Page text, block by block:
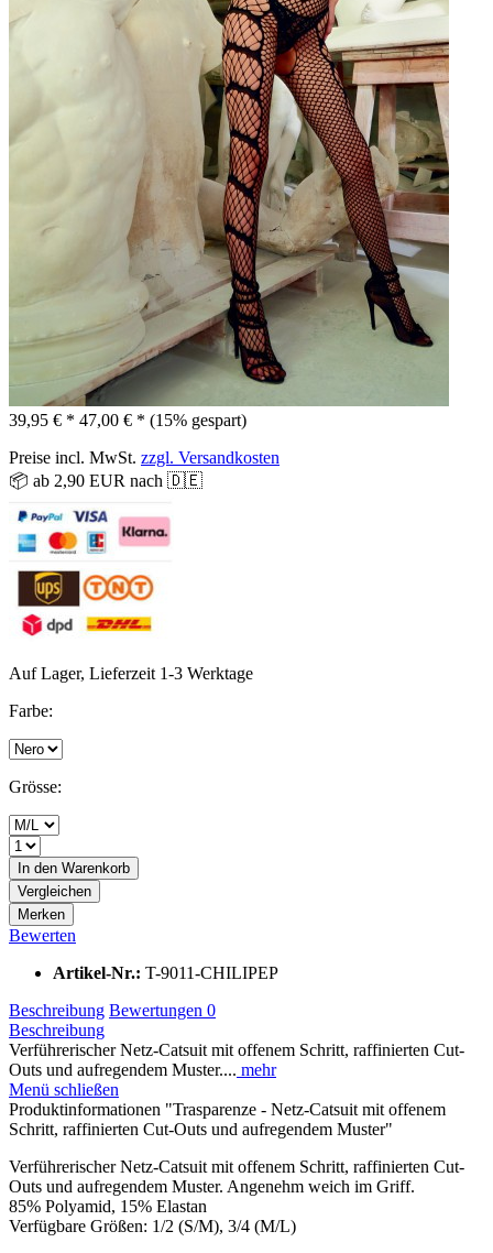
39,95 € * 47,00 € * (15% gespart)
Preise incl. MwSt. zzgl. Versandkosten
📦 ab 2,90 EUR nach 🇩🇪
Auf Lager, Lieferzeit 1-3 Werktage
Farbe:
Grösse:
In den Warenkorb
Vergleichen
Merken
Bewerten
Artikel-Nr.: T-9011-CHILIPEP
Beschreibung Bewertungen 0
Beschreibung
Verführerischer Netz-Catsuit mit offenem Schritt, raffinierten Cut-
Outs und aufregendem Muster.... mehr
Menü schließen
Produktinformationen "Trasparenze - Netz-Catsuit mit offenem
Schritt, raffinierten Cut-Outs und aufregendem Muster"
Verführerischer Netz-Catsuit mit offenem Schritt, raffinierten Cut-
Outs und aufregendem Muster. Angenehm weich im Griff.
85% Polyamid, 15% Elastan
Verfügbare Größen: 1/2 (S/M), 3/4 (M/L)